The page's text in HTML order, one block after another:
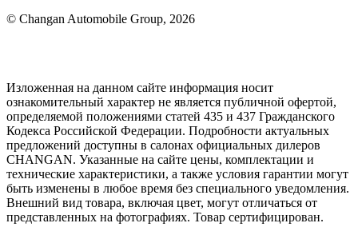
© Changan Automobile Group, 2026
Изложенная на данном сайте информация носит
ознакомительный характер не является публичной офертой,
определяемой положениями статей 435 и 437 Гражданского
Кодекса Российской Федерации. Подробности актуальных
предложений доступны в салонах официальных дилеров
CHANGAN. Указанные на сайте цены, комплектации и
технические характеристики, а также условия гарантии могут
быть изменены в любое время без специального уведомления.
Внешний вид товара, включая цвет, могут отличаться от
представленных на фотографиях. Товар сертифицирован.